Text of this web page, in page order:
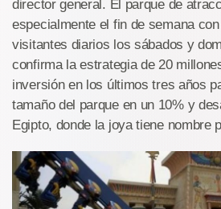
director general. El parque de
especialmente el fin de semana
visitantes diarios los sábados y
confirma la estrategia de 20
inversión en los últimos tres años
tamaño del parque en un 10% y
Egipto, donde la joya tiene nombre